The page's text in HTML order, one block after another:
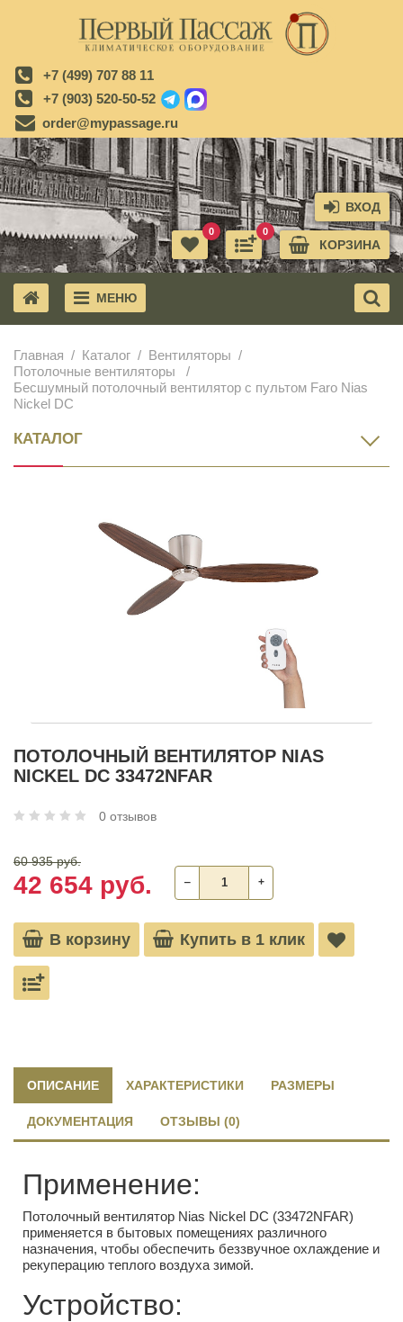
+7 (499) 707 88 11
+7 (903) 520-50-52
order@mypassage.ru
ВХОД
КОРЗИНА
0
0
МЕНЮ
Главная Каталог
Вентиляторы
Потолочные вентиляторы
Бесшумный потолочный вентилятор с пультом Faro Nias
Nickel DC
КАТАЛОГ
ПОТОЛОЧНЫЙ ВЕНТИЛЯТОР NIAS
NICKEL DC 33472NFAR
0 отзывов
60 935 руб.
42 654 руб. ‒ +
В корзину Купить в 1 клик
ОПИСАНИЕ ХАРАКТЕРИСТИКИ РАЗМЕРЫ
ДОКУМЕНТАЦИЯ ОТЗЫВЫ (0)
Применение:
Потолочный вентилятор Nias Nickel DC (33472NFAR)
применяется в бытовых помещениях различного
назначения, чтобы обеспечить беззвучное охлаждение и
рекуперацию теплого воздуха зимой.
Устройство: